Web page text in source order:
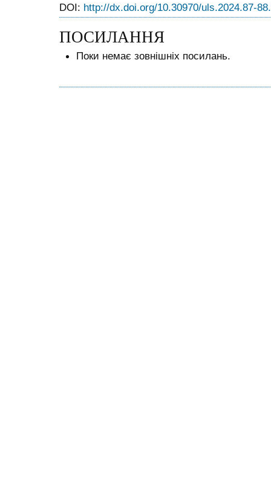
DOI: http://dx.doi.org/10.30970/uls.2024.87-
ПОСИЛАННЯ
Поки немає зовнішніх посилань.